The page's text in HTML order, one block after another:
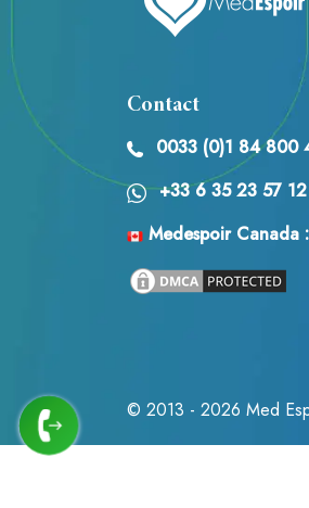
Contact
0033 (0)1 84 800
+33 6 35 23 57 12
Medespoir Canada :
© 2013 - 2026 Med